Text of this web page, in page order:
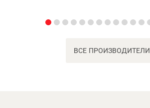
ВСЕ ПРОИЗВОДИТЕЛИ